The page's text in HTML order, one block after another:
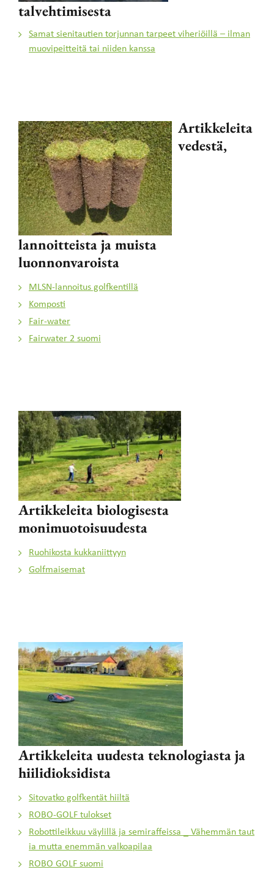
talvehtimisesta
Samat sienitautien torjunnan tarpeet viheriöillä – ilman
muovipeitteitä tai niiden kanssa
Artikkeleita
vedestä,
lannoitteista ja muista
luonnonvaroista
MLSN-lannoitus golfkentillä
Komposti
Fair-water
Fairwater 2 suomi
Artikkeleita biologisesta
monimuotoisuudesta
Ruohikosta kukkaniittyyn
Golfmaisemat
Artikkeleita uudesta teknologiasta ja
hiilidioksidista
Sitovatko golfkentät hiiltä
ROBO-GOLF tulokset
Robottileikkuu väylillä ja semiraffeissa _ Vähemmän taut
ia mutta enemmän valkoapilaa
ROBO GOLF suomi